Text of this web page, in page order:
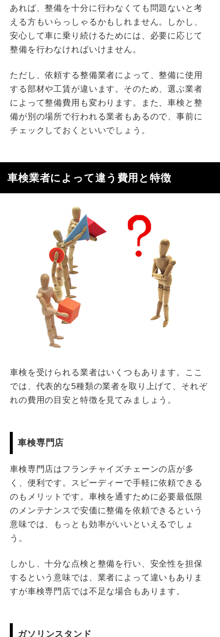
あれば、整備を十分に行わなくても問題ないと考
える方もいらっしゃるかもしれません。しかし、
安心して車に乗り続けるためには、必要に応じて
整備を行わなければいけません。
ただし、依頼する整備業者によって、整備に使用
する部材や工賃が違います。そのため、選ぶ業者
によって整備費用も変わります。また、車検と整
備が別の場所で行われる業者もあるので、事前に
チェックしておくといいでしょう。
車検業者によって違う費用と特徴
車検を受けられる業者はいくつもあります。ここ
では、代表的な5種類の業者を取り上げて、それぞ
れの費用の目安と特徴を見てみましょう。
車検専門店
車検専門店はフランチャイズチェーンの店が多
く、便利です。スピーディーで手軽に依頼できる
のもメリットです。車検を通すために必要最低限
のメンテナンスで安価に整備を依頼できるという
意味では、もっとも効率がいいといえるでしょ
う。
しかし、十分な点検と整備を行い、安全性を担保
するという意味では、業者によって違いもありま
すが車検専門店では不足な場合もあります。
ガソリンスタンド